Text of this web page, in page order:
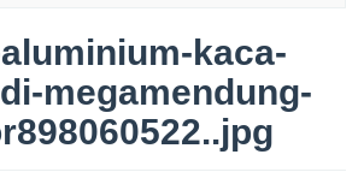
kaca-
megamendung-